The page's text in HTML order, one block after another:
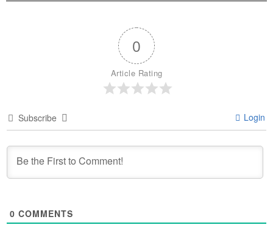
0
Article Rating
Subscribe Login
0 COMMENTS